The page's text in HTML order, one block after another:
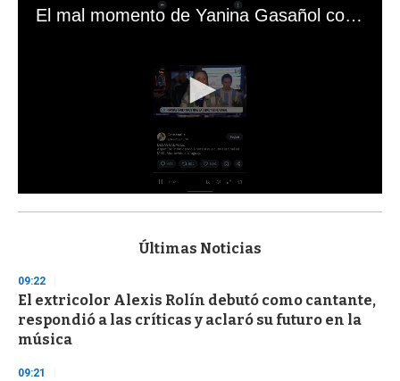
El mal momento de Yanina Gasañol con un hincha argentino en "Subrayado"
s
d
s
o
f
3
s
Últimas Noticias
09:22
El extricolor Alexis Rolín debutó como cantante,
respondió a las críticas y aclaró su futuro en la
música
09:21